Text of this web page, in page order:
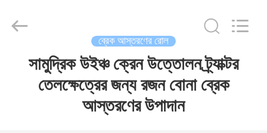
ব্রেক আস্তরণের রোল
সামুদ্রিক উইঞ্চ ক্রেন উত্তোলন ট্র্যাক্টর
তেলক্ষেত্রের জন্য রজন বোনা ব্রেক
আস্তরণের উপাদান